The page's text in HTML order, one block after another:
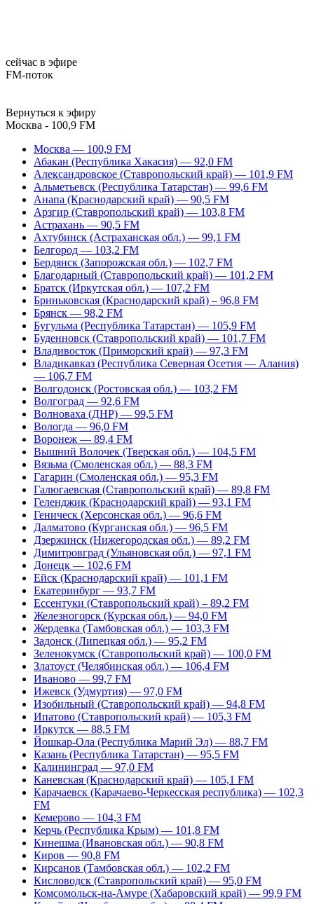
сейчас в эфире
FM-поток
Вернуться к эфиру
Москва - 100,9 FM
Москва — 100,9 FM
Абакан (Республика Хакасия) — 92,0 FM
Александровское (Ставропольский край) — 101,9 FM
Альметьевск (Республика Татарстан) — 99,6 FM
Анапа (Краснодарский край) — 90,5 FM
Арзгир (Ставропольский край) — 103,8 FM
Астрахань — 90,5 FM
Ахтубинск (Астраханская обл.) — 99,1 FM
Белгород — 103,2 FM
Бердянск (Запорожская обл.) — 102,7 FM
Благодарный (Ставропольский край) — 101,2 FM
Братск (Иркутская обл.) — 107,2 FM
Бриньковская (Краснодарский край) – 96,8 FM
Брянск — 98,2 FM
Бугульма (Республика Татарстан) — 105,9 FM
Буденновск (Ставропольский край) — 101,7 FM
Владивосток (Приморский край) — 97,3 FM
Владикавказ (Республика Северная Осетия — Алания)
— 106,7 FM
Волгодонск (Ростовская обл.) — 103,2 FM
Волгоград — 92,6 FM
Волноваха (ДНР) — 99,5 FM
Вологда — 96,0 FM
Воронеж — 89,4 FM
Вышний Волочек (Тверская обл.) — 104,5 FM
Вязьма (Смоленская обл.) — 88,3 FM
Гагарин (Смоленская обл.) — 95,3 FM
Галюгаевская (Ставропольский край) — 89,8 FM
Геленджик (Краснодарский край) — 93,1 FM
Геническ (Херсонская обл.) — 96,6 FM
Далматово (Курганская обл.) — 96,5 FM
Дзержинск (Нижегородская обл.) — 89,2 FM
Димитровград (Ульяновская обл.) — 97,1 FM
Донецк — 102,6 FM
Ейск (Краснодарский край) — 101,1 FM
Екатеринбург — 93,7 FM
Ессентуки (Ставропольский край) – 89,2 FM
Железногорск (Курская обл.) — 94,0 FM
Жердевка (Тамбовская обл.) — 103,3 FM
Задонск (Липецкая обл.) — 95,2 FM
Зеленокумск (Ставропольский край) — 100,0 FM
Златоуст (Челябинская обл.) — 106,4 FM
Иваново — 99,7 FM
Ижевск (Удмуртия) — 97,0 FM
Изобильный (Ставропольский край) — 94,8 FM
Ипатово (Ставропольский край) — 105,3 FM
Иркутск — 88,5 FM
Йошкар-Ола (Республика Марий Эл) — 88,7 FM
Казань (Республика Татарстан) — 95,5 FM
Калининград — 97,0 FM
Каневская (Краснодарский край) — 105,1 FM
Карачаевск (Карачаево-Черкесская республика) — 102,3
FM
Кемерово — 104,3 FM
Керчь (Республика Крым) — 101,8 FM
Кинешма (Ивановская обл.) — 90,8 FM
Киров — 90,8 FM
Кирсанов (Тамбовская обл.) — 102,2 FM
Кисловодск (Ставропольский край) — 95,0 FM
Комсомольск-на-Амуре (Хабаровский край) — 99,9 FM